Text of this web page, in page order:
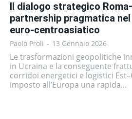
Il dialogo strategico
partnership pragmatica
euro-centroasiatico
Paolo Proli - 13 Gennaio 2026
Le trasformazioni geopolitiche
in Ucraina e la conseguente
corridoi energetici e logistici
imposto all’Europa una rapida...